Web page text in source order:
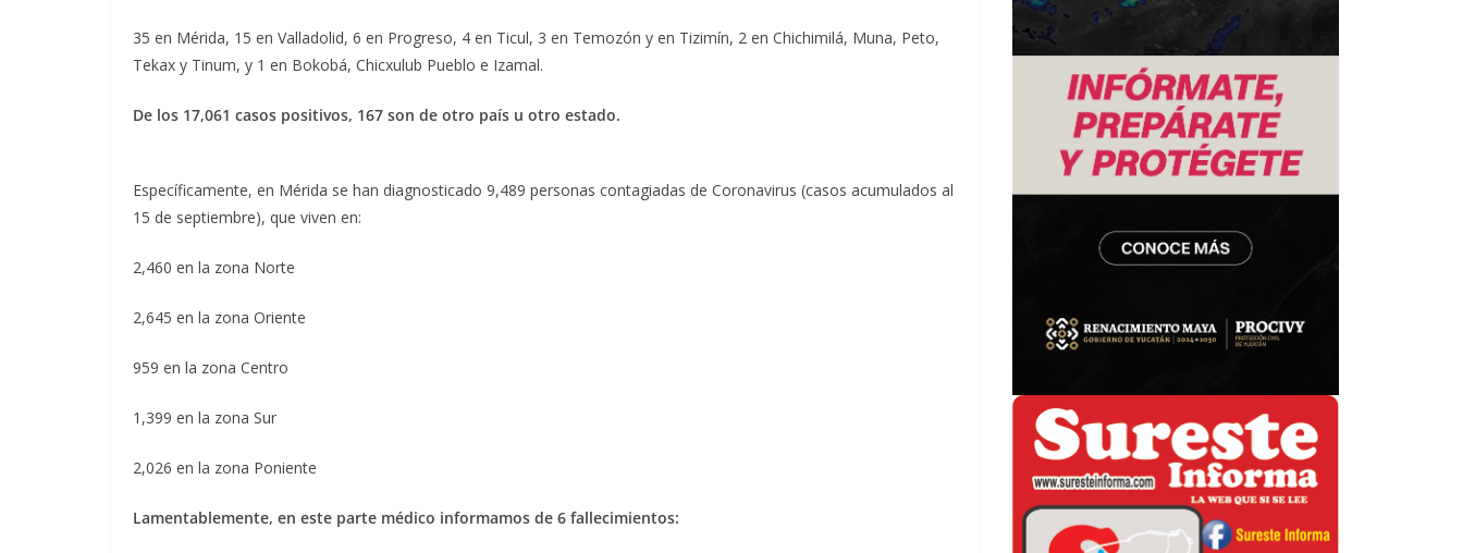
35 en Mérida, 15 en Valladolid, 6 en Progreso, 4 en Ticul, 3 en Temozón y en Tizimín, 2 en Chichimilá, Muna, Peto,
Tekax y Tinum, y 1 en Bokobá, Chicxulub Pueblo e Izamal.
De los 17,061 casos positivos, 167 son de otro país u otro estado.
Específicamente, en Mérida se han diagnosticado 9,489 personas contagiadas de Coronavirus (casos acumulados al
15 de septiembre), que viven en:
2,460 en la zona Norte
2,645 en la zona Oriente
959 en la zona Centro
1,399 en la zona Sur
2,026 en la zona Poniente
Lamentablemente, en este parte médico informamos de 6 fallecimientos: